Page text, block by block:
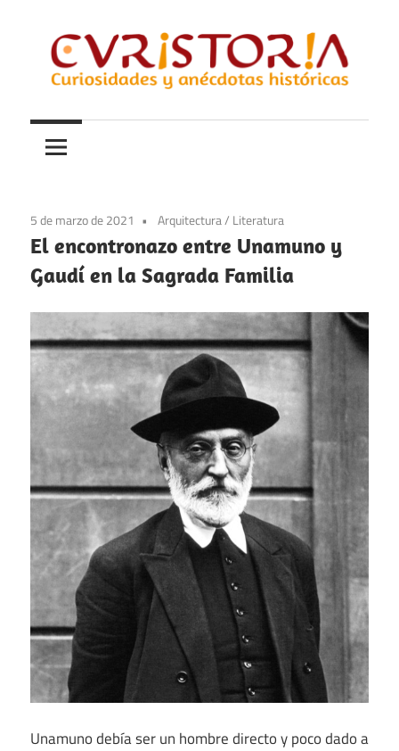
contenido
Curistoria
y
anécdotas
historia
5 de marzo de 2021 Arquitectura/ Literatura
El encontronazo entre Unamuno y
Gaudí en la Sagrada Familia
Unamuno debía ser un hombre directo y poco dado a